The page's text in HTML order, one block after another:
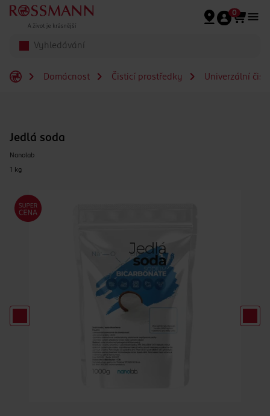
Přeskočit na hlavmní obsah
0
Domácnost Čisticí prostředky Univerzální
Jedlá soda
Nanolab
1 kg